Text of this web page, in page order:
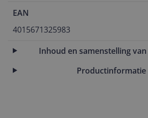
EAN
4015671325983
Inhoud en samenstelling
Productinformatie